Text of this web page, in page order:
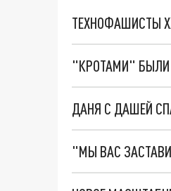
ТЕХНОФАШИСТЫ
"КРОТАМИ" БЫЛИ
ДАНЯ С ДАШЕЙ